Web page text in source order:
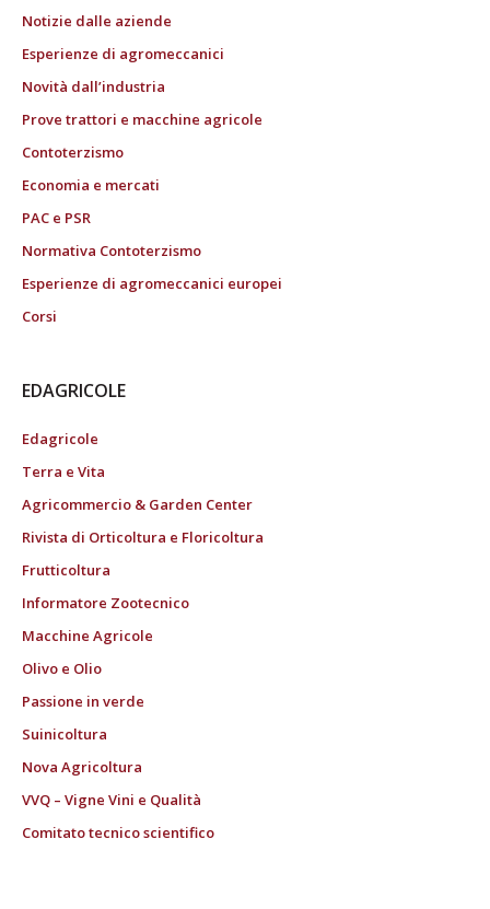
Notizie dalle aziende
Esperienze di agromeccanici
Novità dall’industria
Prove trattori e macchine agricole
Contoterzismo
Economia e mercati
PAC e PSR
Normativa Contoterzismo
Esperienze di agromeccanici europei
Corsi
EDAGRICOLE
Edagricole
Terra e Vita
Agricommercio & Garden Center
Rivista di Orticoltura e Floricoltura
Frutticoltura
Informatore Zootecnico
Macchine Agricole
Olivo e Olio
Passione in verde
Suinicoltura
Nova Agricoltura
VVQ – Vigne Vini e Qualità
Comitato tecnico scientifico